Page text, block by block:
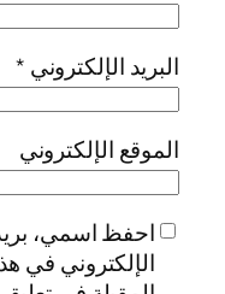
البريد الإلكتروني *
الموقع الإلكتروني
احفظ اسمي،
الإلكتروني في